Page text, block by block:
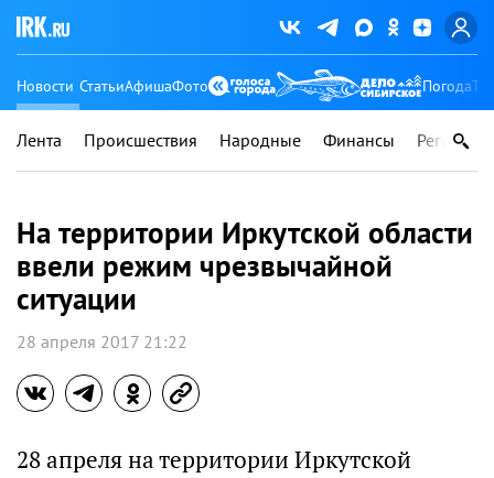
Новости СтатьиАфишаФото Погода
Лента Происшествия Народные Финансы Регионы
На территории Иркутской области
ввели режим чрезвычайной
ситуации
28 апреля 2017 21:22
28 апреля на территории Иркутской